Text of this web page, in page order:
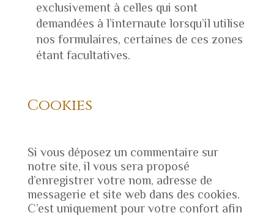
exclusivement à celles qui sont
demandées à l’internaute lorsqu’il utilise
nos formulaires, certaines de ces zones
étant facultatives.
Cookies
Si vous déposez un commentaire sur
notre site, il vous sera proposé
d’enregistrer votre nom, adresse de
messagerie et site web dans des cookies.
C’est uniquement pour votre confort afin